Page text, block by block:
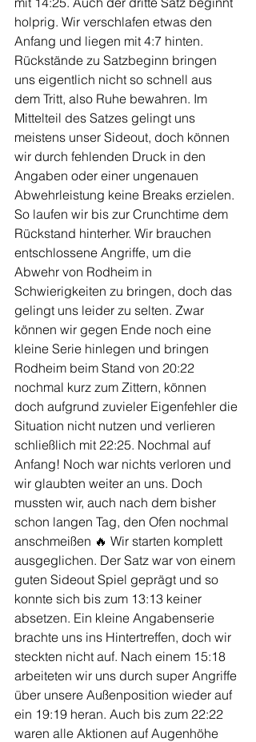
holprig. Wir verschlafen etwas den
Anfang und liegen mit 4:7 hinten.
Rückstände zu Satzbeginn bringen
uns eigentlich nicht so schnell aus
dem Tritt, also Ruhe bewahren. Im
Mittelteil des Satzes gelingt uns
meistens unser Sideout, doch können
wir durch fehlenden Druck in den
Angaben oder einer ungenauen
Abwehrleistung keine Breaks erzielen.
So laufen wir bis zur Crunchtime dem
Rückstand hinterher. Wir brauchen
entschlossene Angriffe, um die
Abwehr von Rodheim in
Schwierigkeiten zu bringen, doch das
gelingt uns leider zu selten. Zwar
können wir gegen Ende noch eine
kleine Serie hinlegen und bringen
Rodheim beim Stand von 20:22
nochmal kurz zum Zittern, können
doch aufgrund zuvieler Eigenfehler die
Situation nicht nutzen und verlieren
schließlich mit 22:25. Nochmal auf
Anfang! Noch war nichts verloren und
wir glaubten weiter an uns. Doch
mussten wir, auch nach dem bisher
schon langen Tag, den Ofen nochmal
anschmeißen 🔥 Wir starten komplett
ausgeglichen. Der Satz war von einem
guten Sideout Spiel geprägt und so
konnte sich bis zum 13:13 keiner
absetzen. Ein kleine Angabenserie
brachte uns ins Hintertreffen, doch wir
steckten nicht auf. Nach einem 15:18
arbeiteten wir uns durch super Angriffe
über unsere Außenposition wieder auf
ein 19:19 heran. Auch bis zum 22:22
waren alle Aktionen auf Augenhöhe